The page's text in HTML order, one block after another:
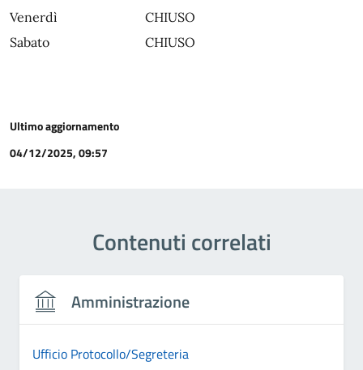
Venerdì
CHIUSO
Sabato
CHIUSO
Ultimo aggiornamento
04/12/2025, 09:57
Contenuti correlati
Amministrazione
Ufficio Protocollo/Segreteria